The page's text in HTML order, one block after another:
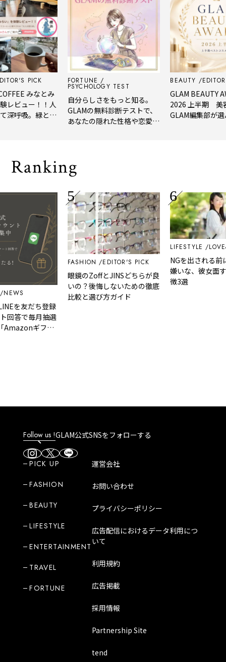
PICK
みなとみ
ュー！！人
吸。緑と
FORTUNE
PSYCHOLOGY TEST
自分らしさをもっと知る。
GLAMの無料診断テストで、
あなたの隠れた性格や恋愛タ
BEAUTY EDITOR'S
GLAM BEAUTY
2026 上半期 美容賢
GLAM編集部が選んだ
Ranking
友だち登録
で毎月抽選
ギフト
FASHION EDITOR'S PICK
眼鏡のZoffとJINSどちらが良
いの？後悔しないための徹底
比較と選び方ガイド
LIFESTYLE
NGを出される前に！
嫌いな、彼女面する女
徴3選
Follow us !GLAM公式SNSをフォローする
PICK UP
FASHION
BEAUTY
LIFESTYLE
ENTERTAINMENT
TRAVEL
FORTUNE
運営会社
お問い合わせ
プライバシーポリシー
広告配信におけるデータ利用につ
いて
利用規約
広告掲載
採用情報
Partnership Site
tend